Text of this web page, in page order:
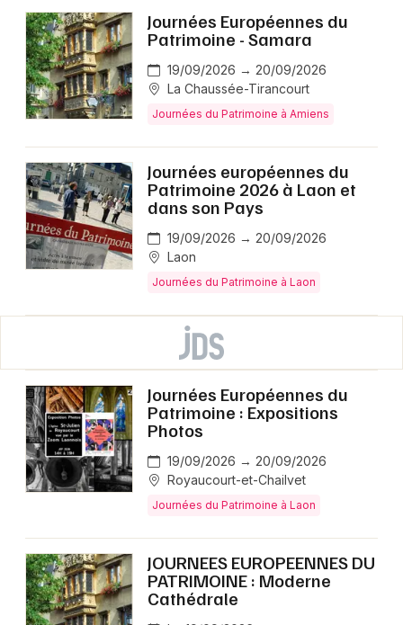
Journées Européennes du
Patrimoine - Samara
19/09/2026 → 20/09/2026
La Chaussée-Tirancourt
Journées du Patrimoine à Amiens
Journées européennes du
Patrimoine 2026 à Laon et
dans son Pays
19/09/2026 → 20/09/2026
Laon
Journées du Patrimoine à Laon
Journées Européennes du
Patrimoine : Expositions
Photos
19/09/2026 → 20/09/2026
Royaucourt-et-Chailvet
Journées du Patrimoine à Laon
JOURNEES EUROPEENNES DU
PATRIMOINE : Moderne
Cathédrale